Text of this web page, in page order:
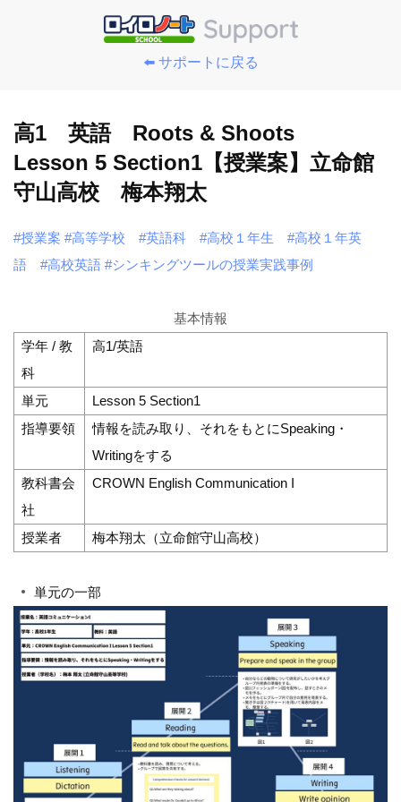
⬅️ サポートに戻る
高1 英語 Roots & Shoots
Lesson 5 Section1【授業案】立命館
守山高校 梅本翔太
#授業案 #高等学校 #英語科 #高校１年生
#高校１年英
語
#高校英語 #シンキングツールの授業実践事例
基本情報
学年 / 教
科
高1/英語
単元
Lesson 5 Section1
指導要領
情報を読み取り、それをもとにSpeaking・
Writingをする
教科書会
社
CROWN English Communication I
授業者 梅本翔太（立命館守山高校）
単元の一部